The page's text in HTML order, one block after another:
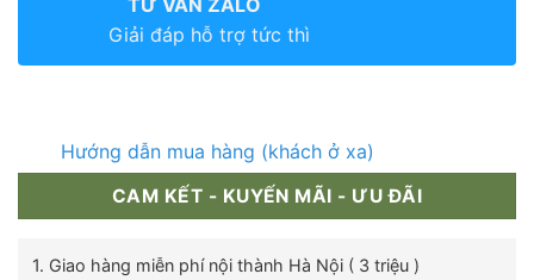
Giải đáp hỗ trợ tức thì
Hướng dẫn mua hàng (khách ở xa)
CAM KẾT - KUYẾN MÃI - ƯU ĐÃI
1. Giao hàng miễn phí nội thành Hà Nội ( 3 triệu )